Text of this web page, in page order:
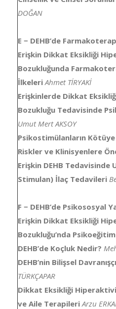
DOĞAN
E − DEHB’de
Erişkin Dikkat Eksikliği
Bozukluğunda
İlkeleri Ahmet TİRYAKİ
Erişkinlerde Dikkat
Bozukluğu Tedavisinde
Umut Mert AKSOY
Psikostimülanların Kötüye
Riskler ve Klinisyenlere
Erişkin DEHB Tedavisinde
Stimulan) İlaç Tedavileri
F − DEHB’de Psikososyal
Erişkin Dikkat Eksikliği
Bozukluğu’nda Psikoeğitim
DEHB’de Koçluk Nedir?
DEHB’nin Bilişsel
TÜRKÇAPAR
Dikkat Eksikliği
ve Aile Terapileri Arzu